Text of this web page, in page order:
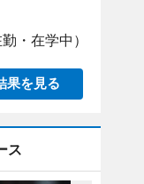
・在学中）
果を見る
ス